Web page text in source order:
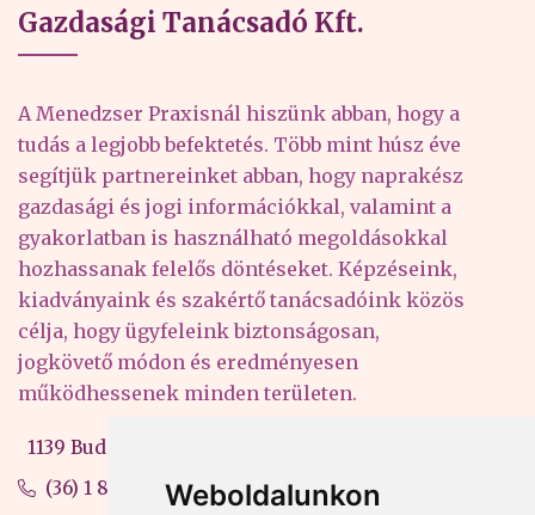
Weboldalunkon
Gazdasági Tanácsadó Kft.
A Menedzser Praxisnál hiszünk abban, hogy a
tudás a legjobb befektetés. Több mint húsz éve
segítjük partnereinket abban, hogy naprakész
gazdasági és jogi információkkal, valamint a
gyakorlatban is használható megoldásokkal
hozhassanak felelős döntéseket. Képzéseink,
kiadványaink és szakértő tanácsadóink közös
célja, hogy ügyfeleink biztonságosan,
jogkövető módon és eredményesen
működhessenek minden területen.
1139 Budapest, Váci út 99-105. 4. em.
(36) 1 880 76 00